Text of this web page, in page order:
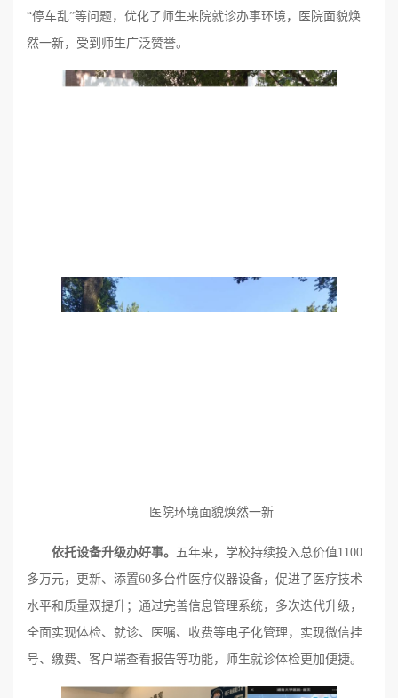
“停车乱”等问题，优化了师生来院就诊办事环境，医院面貌焕
然一新，受到师生广泛赞誉。
医院环境面貌焕然一新
依托设备升级办好事。 五年来，学校持续投入总价值1100
多万元，更新、添置60多台件医疗仪器设备，促进了医疗技术
水平和质量双提升；通过完善信息管理系统，多次迭代升级，
全面实现体检、就诊、医嘱、收费等电子化管理，实现微信挂
号、缴费、客户端查看报告等功能，师生就诊体检更加便捷。